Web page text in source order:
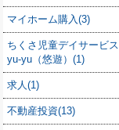
マイホーム購入(3)
ちくさ児童デイサービス
yu-yu（悠遊）(1)
求人(1)
不動産投資(13)